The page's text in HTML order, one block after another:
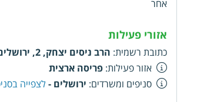
אחר
אזורי פעילות
כתובת רשמית: הרב ניסים יצחק, 2, ירושלים, 9312502
אזור פעילות: פריסה ארצית
סניפים ומשרדים: ירושלים -לצפייה